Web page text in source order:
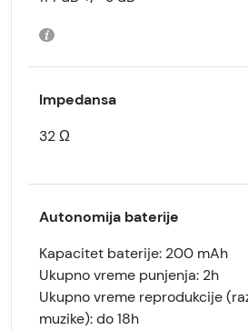
Impedansa
32 Ω
Autonomija baterije
Kapacitet baterije: 200 mAh
Ukupno vreme punjenja: 2h
Ukupno vreme reprodukcije
muzike): do 18h